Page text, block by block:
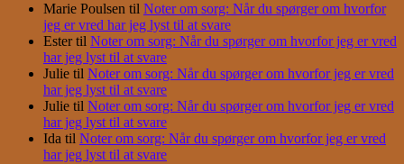
Marie Poulsen til Noter om sorg: Når du spørger om hvorfor
jeg er vred har jeg lyst til at svare
Estertil Noter om sorg: Når du spørger om hvorfor jeg er vred
har jeg lyst til at svare
Julie til Noter om sorg: Når du spørger om hvorfor jeg er vred
har jeg lyst til at svare
Julie til Noter om sorg: Når du spørger om hvorfor jeg er vred
har jeg lyst til at svare
Ida til Noter om sorg: Når du spørger om hvorfor jeg er vred
har jeg lyst til at svare